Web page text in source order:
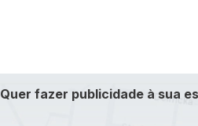
Quer fazer publicidade à sua